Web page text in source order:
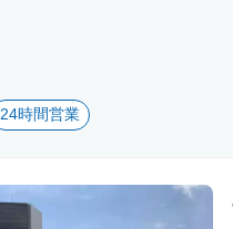
24時間営業